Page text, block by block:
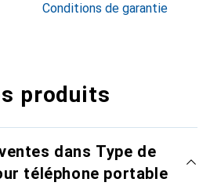
Conditions de garantie
produits
dans Type de
téléphone portable